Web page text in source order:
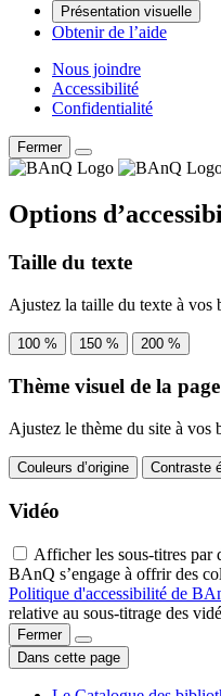
Présentation visuelle
Obtenir de l’aide
Nous joindre
Accessibilité
Confidentialité
Fermer
Options
Taille du texte
Ajustez la taille du texte à vos
100 % 150 % 200 %
Thème visuel de la page
Ajustez le thème du site à vos
Couleurs d’origine Contraste
Vidéo
Afficher les sous-titres par
BAnQ s’engage à offrir des
Politique d'accessibilité de
relative au sous-titrage des
Fermer
Dans cette page